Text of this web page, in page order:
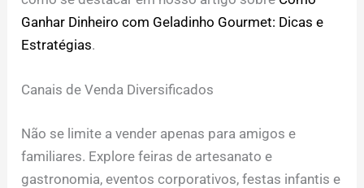
Ganhar Dinheiro com Geladinho Gourmet: Dicas e
Estratégias.
Canais de Venda Diversificados
Não se limite a vender apenas para amigos e
familiares. Explore feiras de artesanato e
gastronomia, eventos corporativos, festas infantis e